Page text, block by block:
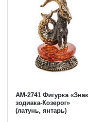
AM-2741 Фигурка «Знак
зодиака-Козерог»
(латунь, янтарь)